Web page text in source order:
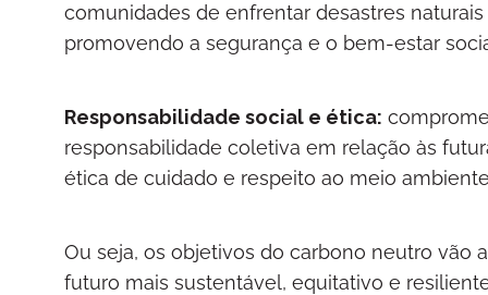
comunidades de enfrentar desastres
promovendo a segurança e o bem-estar
Responsabilidade social e ética:
responsabilidade coletiva em relação às
ética de cuidado e respeito ao meio
Ou seja, os objetivos do carbono neutro vão
futuro mais sustentável, equitativo e